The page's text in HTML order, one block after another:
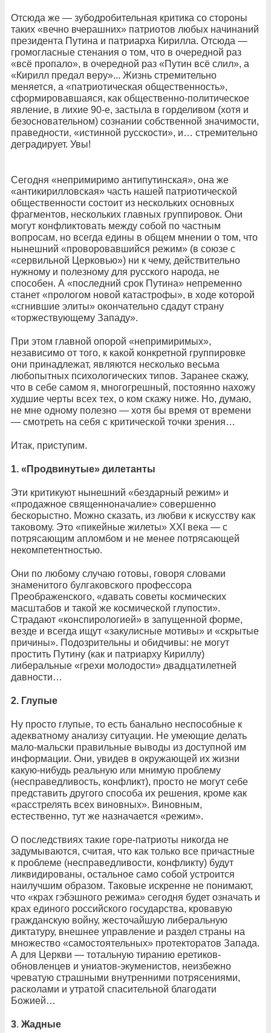
Отсюда же — зубодробительная критика со стороны
таких «вечно вчерашних» патриотов любых начинаний
президента Путина и патриарха Кирилла. Отсюда —
громогласные стенания о том, что в очередной раз
«всё пропало», в очередной раз «Путин всё слил», а
«Кирилл предал веру»... Жизнь стремительно
меняется, а «патриотическая общественность»,
сформировавшаяся, как общественно-политическое
явление, в лихие 90-е, застыла в горделивом (хотя и
безосновательном) сознании собственной значимости,
праведности, «истинной русскости», и… стремительно
деградирует. Увы!
Сегодня «непримиримо антипутинская», она же
«антикирилловская» часть нашей патриотической
общественности состоит из нескольких основных
фрагментов, нескольких главных группировок. Они
могут конфликтовать между собой по частным
вопросам, но всегда едины в общем мнении о том, что
нынешний «проворовавшийся режим» (в союзе с
«сервильной Церковью») ни к чему, действительно
нужному и полезному для русского народа, не
способен. А «последний срок Путина» непременно
станет «прологом новой катастрофы», в ходе которой
«сгнившие элиты» окончательно сдадут страну
«торжествующему Западу».
При этом главной опорой «непримиримых»,
независимо от того, к какой конкретной группировке
они принадлежат, являются несколько весьма
любопытных психологических типов. Заранее скажу,
что в себе самом я, многогрешный, постоянно нахожу
худшие черты всех тех, о ком скажу ниже. Но, думаю,
не мне одному полезно — хотя бы время от времени
— смотреть на себя с критической точки зрения…
Итак, приступим.
1. «Продвинутые» дилетанты
Эти критикуют нынешний «бездарный режим» и
«продажное священноначалие» совершенно
бескорыстно. Можно сказать, из любви к искусству как
таковому. Это «пикейные жилеты» ХХI века — с
потрясающим апломбом и не менее потрясающей
некомпетентностью.
Они по любому случаю готовы, говоря словами
знаменитого булгаковского профессора
Преображенского, «давать советы космических
масштабов и такой же космической глупости».
Страдают «конспирологией» в запущенной форме,
везде и всегда ищут «закулисные мотивы» и «скрытые
причины». Подозрительны и обидчивы: не могут
простить Путину (как и патриарху Кириллу)
либеральные «грехи молодости» двадцатилетней
давности…
2. Глупые
Ну просто глупые, то есть банально неспособные к
адекватному анализу ситуации. Не умеющие делать
мало-мальски правильные выводы из доступной им
информации. Они, увидев в окружающей их жизни
какую-нибудь реальную или мнимую проблему
(несправедливость, конфликт), просто не могут себе
представить другого способа их решения, кроме как
«расстрелять всех виновных». Виновным,
естественно, тут же назначается «режим».
О последствиях такие горе-патриоты никогда не
задумываются, считая, что как только все причастные
к проблеме (несправедливости, конфликту) будут
ликвидированы, остальное само собой устроится
наилучшим образом. Таковые искренне не понимают,
что «крах гэбэшного режима» сегодня будет означать и
крах единого российского государства, кровавую
гражданскую войну, жесточайшую либеральную
диктатуру, внешнее управление и раздел страны на
множество «самостоятельных» протекторатов Запада.
А для Церкви — тотальную тиранию еретиков-
обновленцев и униатов-экуменистов, неизбежно
чреватую страшными внутренними потрясениями,
расколами и утратой спасительной благодати
Божией…
3. Жадные